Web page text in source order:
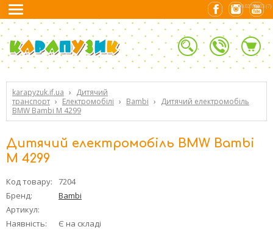
karapyzuk.if.ua › Дитячий
транспорт › Електромобілі › Bambi › Дитячий електромобіль
BMW Bambi M 4299
Дитячий електромобіль BMW Bambi
M 4299
Код товару:
7204
Бренд:
Bambi
Артикул:
Наявність:
Є на складі
0.02789903 (7)